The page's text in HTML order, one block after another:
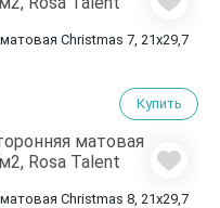
Christmas 7, 21х29,7
Купить
Christmas 8, 21х29,7